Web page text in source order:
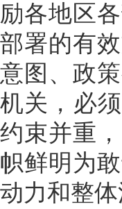
励各地区
部署的有
意图、政
机关，必
约束并重
帜鲜明为
动力和整